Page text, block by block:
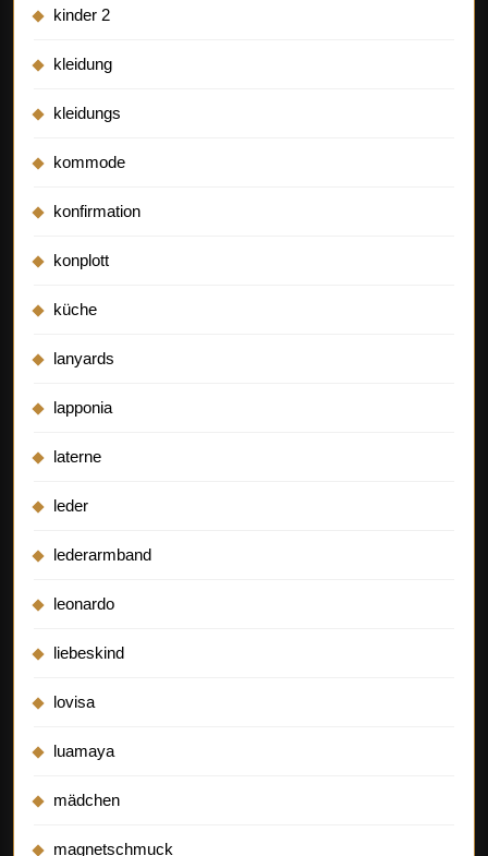
kinder 2
kleidung
kleidungs
kommode
konfirmation
konplott
küche
lanyards
lapponia
laterne
leder
lederarmband
leonardo
liebeskind
lovisa
luamaya
mädchen
magnetschmuck